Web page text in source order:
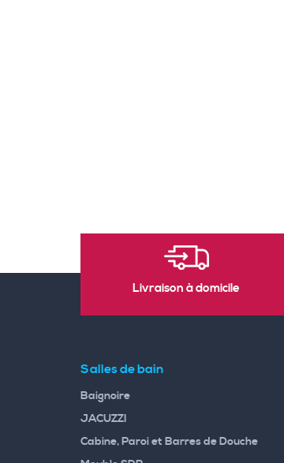
Livraison à domicile
Salles de bain
Baignoire
JACUZZI
Cabine, Paroi et Barres de Douche